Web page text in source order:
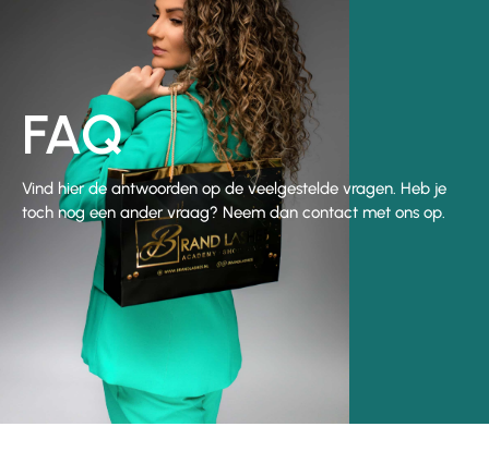
FAQ
Vind hier de antwoorden op de veelgestelde vragen. Heb je
toch nog een ander vraag? Neem dan contact met ons op.